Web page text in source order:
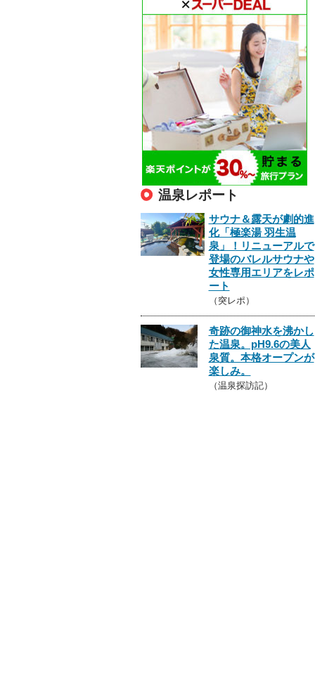
温泉レポート
サウナ＆露天が劇的進
化「極楽湯 羽生温
泉」！リニューアルで
登場のバレルサウナや
女性専用エリアをレポ
ート
（突レポ）
奇跡の御神水を沸かし
た温泉。pH9.6の美人
泉質。本格オープンが
楽しみ。
（温泉探訪記）